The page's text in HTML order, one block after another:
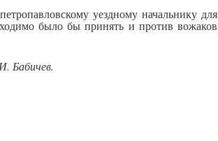
уездному начальнику для
было бы принять и против вожаков
И. Бабичев.